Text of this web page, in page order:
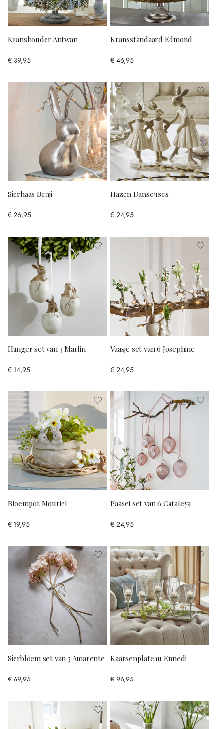
Kranshouder Antwan
€ 39,95
Kransstandaard Edmond
€ 46,95
Sierhaas Benji
€ 26,95
Hazen Danseuses
€ 24,95
Hanger set van 3 Marlin
€ 14,95
Vaasje set van 6 Josephine
€ 24,95
Bloempot Mouriel
€ 19,95
Paasei set van 6 Cataleya
€ 24,95
Sierbloem set van 3 Amarente
€ 69,95
Kaarsenplateau Ennedi
€ 96,95